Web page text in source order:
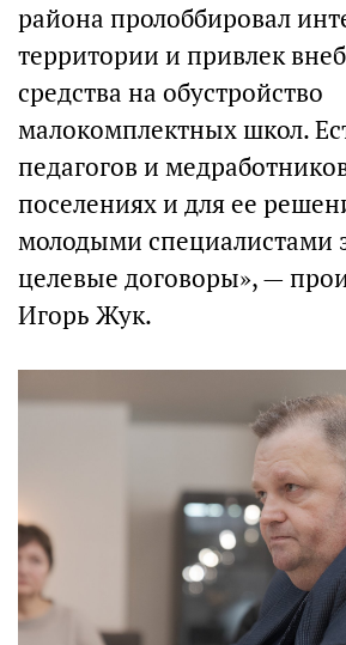
района пролоббировал
территории и привлек
средства на обустройство
малокомплектных школ.
педагогов и
поселениях и для ее
молодыми специалистами
целевые договоры», —
Игорь Жук.